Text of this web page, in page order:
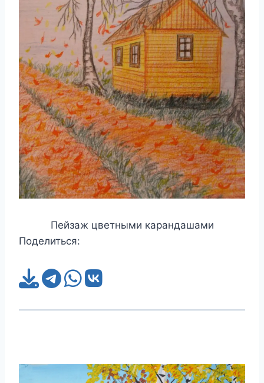
Пейзаж цветными карандашами
Поделиться: